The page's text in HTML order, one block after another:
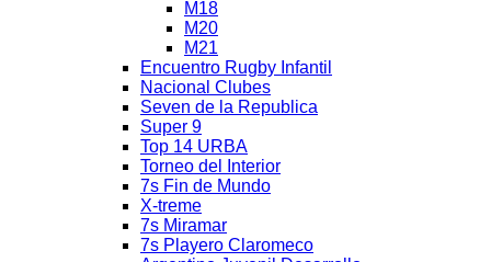
M18
M20
M21
Encuentro Rugby Infantil
Nacional Clubes
Seven de la Republica
Super 9
Top 14 URBA
Torneo del Interior
7s Fin de Mundo
X-treme
7s Miramar
7s Playero Claromeco